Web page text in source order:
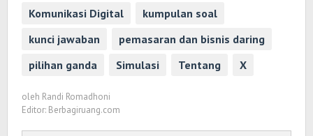
Komunikasi Digital
kumpulan soal
kunci jawaban
pemasaran dan bisnis daring
pilihan ganda
Simulasi Tentang X
oleh Randi Romadhoni
Editor: Berbagiruang.com